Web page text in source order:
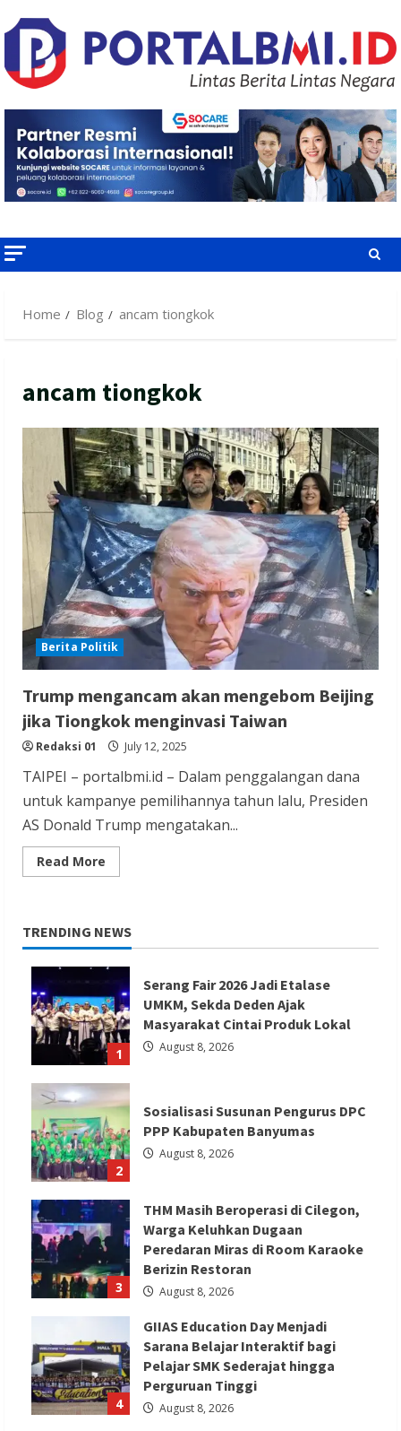
to
content
Home Blog ancam tiongkok
ancam tiongkok
Berita Politik
Trump mengancam akan mengebom Beijing
jika Tiongkok menginvasi Taiwan
Redaksi 01 July 12, 2025
TAIPEI – portalbmi.id – Dalam penggalangan dana
untuk kampanye pemilihannya tahun lalu, Presiden
AS Donald Trump mengatakan...
Read More
more
mengebom
Beijing
Tiongkok
menginvasi
Taiwan
TRENDING NEWS
1
Serang Fair 2026 Jadi Etalase
UMKM, Sekda Deden Ajak
Masyarakat Cintai Produk Lokal
August 8, 2026
2
Sosialisasi Susunan Pengurus DPC
PPP Kabupaten Banyumas
August 8, 2026
3
THM Masih Beroperasi di Cilegon,
Warga Keluhkan Dugaan
Peredaran Miras di Room Karaoke
Berizin Restoran
August 8, 2026
4
GIIAS Education Day Menjadi
Sarana Belajar Interaktif bagi
Pelajar SMK Sederajat hingga
Perguruan Tinggi
August 8, 2026